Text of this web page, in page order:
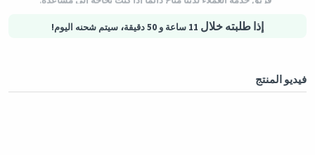
إذا طلبته خلال 11 ساعة و 50 دقيقة ، سيتم شحنه اليوم!
فيديو المنتج